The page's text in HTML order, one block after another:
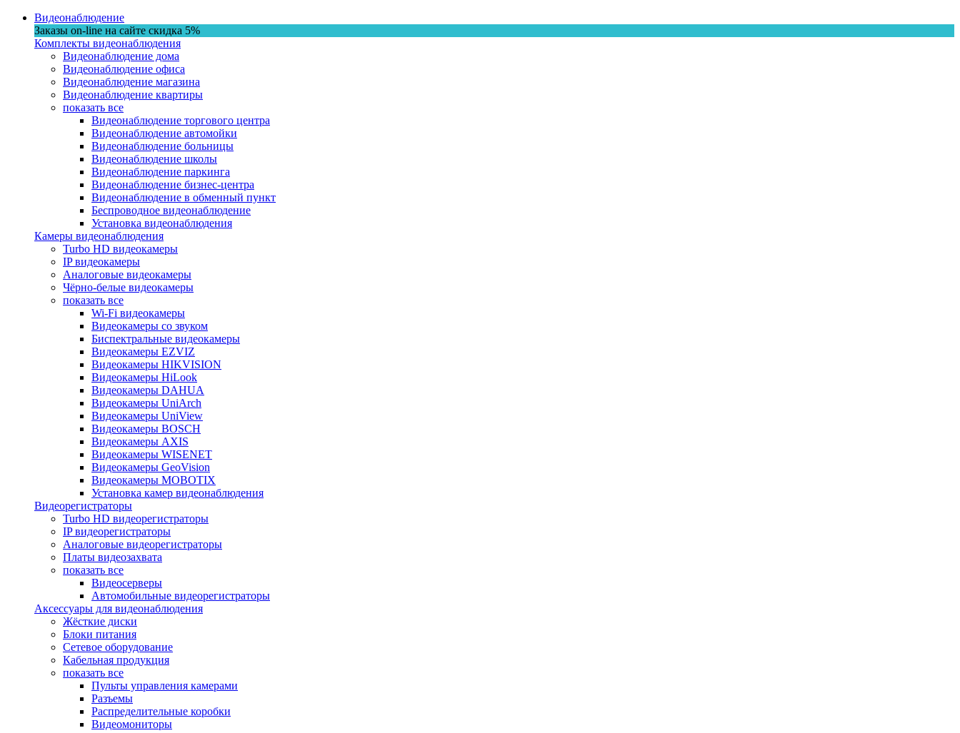
Видеонаблюдение
Заказы on-line на сaйте скидка 5%
Комплекты видеонаблюдения
Видеонаблюдение дома
Видеонаблюдение офиса
Видеонаблюдение магазина
Видеонаблюдение квартиры
показать все
Видеонаблюдение торгового центра
Видеонаблюдение автомойки
Видеонаблюдение больницы
Видеонаблюдение школы
Видеонаблюдение паркинга
Видеонаблюдение бизнес-центра
Видеонаблюдение в обменный пункт
Беспроводное видеонаблюдение
Установка видеонаблюдения
Камеры видеонаблюдения
Turbo HD видеокамеры
IP видеокамеры
Аналоговые видеокамеры
Чёрно-белые видеокамеры
показать все
Wi-Fi видеокамеры
Видеокамеры со звуком
Биспектральные видеокамеры
Видеокамеры EZVIZ
Видеокамеры HIKVISION
Видеокамеры HiLook
Видеокамеры DAHUA
Видеокамеры UniArch
Видеокамеры UniView
Видеокамеры BOSCH
Видеокамеры AXIS
Видеокамеры WISENET
Видеокамеры GeoVision
Видеокамеры MOBOTIX
Установка камер видеонаблюдения
Видеорегистраторы
Turbo HD видеорегистраторы
IP видеорегистраторы
Аналоговые видеорегистраторы
Платы видеозахвата
показать все
Видеосерверы
Автомобильные видеорегистраторы
Аксессуары для видеонаблюдения
Жёсткие диски
Блоки питания
Сетевое оборудование
Кабельная продукция
показать все
Пульты управления камерами
Разъемы
Распределительные коробки
Видеомониторы